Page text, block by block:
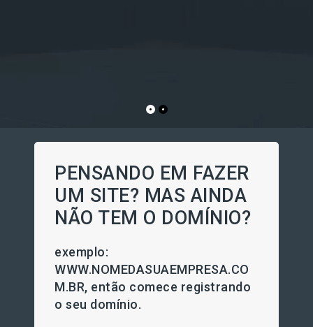
PENSANDO EM FAZER
UM SITE? MAS AINDA
NÃO TEM O DOMÍNIO?
exemplo:
WWW.NOMEDASUAEMPRESA.CO
M.BR, então comece registrando
o seu domínio.